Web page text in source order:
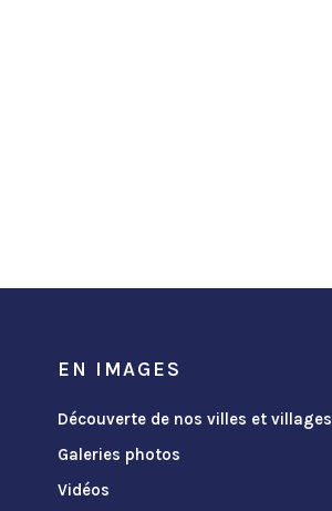
EN IMAGES
Découverte de nos villes et villages
Galeries photos
Vidéos